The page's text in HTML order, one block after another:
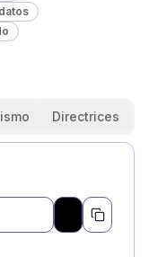
Directrices
Pick a color